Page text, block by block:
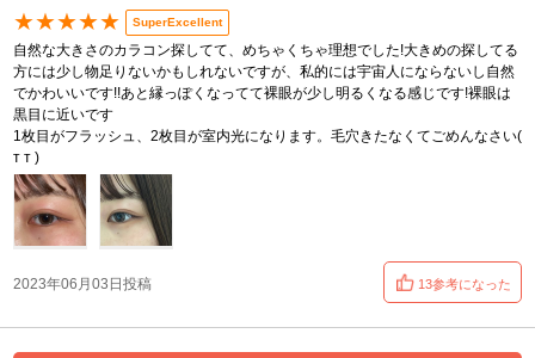
★★★★★ SuperExcellent
自然な大きさのカラコン探してて、めちゃくちゃ理想でした!大きめの探してる
方には少し物足りないかもしれないですが、私的には宇宙人にならないし自然
でかわいいです!!あと縁っぽくなってて裸眼が少し明るくなる感じです!裸眼は
黒目に近いです
1枚目がフラッシュ、2枚目が室内光になります。毛穴きたなくてごめんなさい(
т т )
2023年06月03日投稿 13参考になった